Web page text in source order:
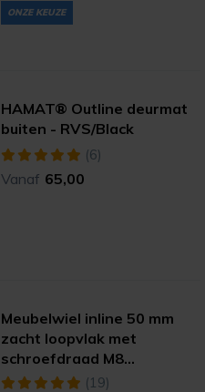
ONZE KEUZE
HAMAT® Outline deurmat
buiten - RVS/Black
(6)
Vanaf 65,00
Meubelwiel inline 50 mm
zacht loopvlak met
schroefdraad M8
(verzinkt/transparant)
(19)